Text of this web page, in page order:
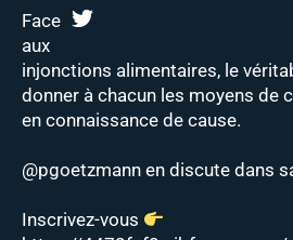
Face
aux
injonctions alimentaires, le
donner à chacun les moyens de
en connaissance de cause.
@pgoetzmann en discute dans
Inscrivez-vous